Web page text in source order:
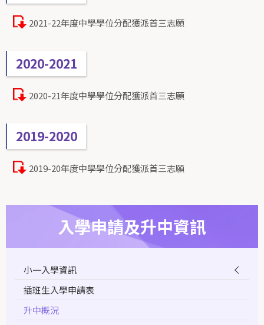
2021-22年度中學學位分配獲派首三志願
2020-2021
2020-21年度中學學位分配獲派首三志願
2019-2020
2019-20年度中學學位分配獲派首三志願
入學申請及升中資訊
小一入學資訊
插班生入學申請表
升中概況